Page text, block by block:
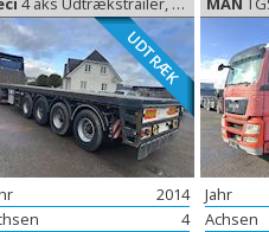
UDTRÆK
2014
4
Jahr
Achsen